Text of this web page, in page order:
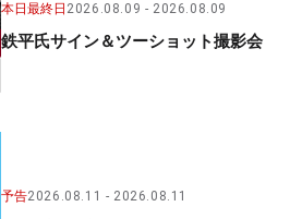
本日最終日 2026.08.09 2026.08.09
鉄平氏サイン＆ツーショット撮影会
予告2026.08.11 2026.08.11